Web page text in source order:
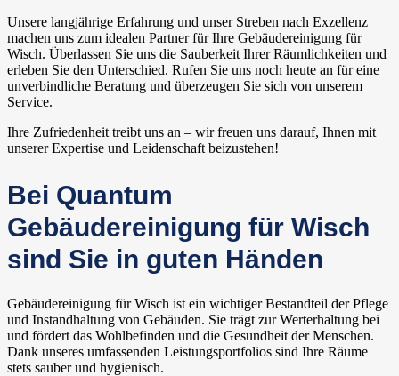
Unsere langjährige Erfahrung und unser Streben nach Exzellenz
machen uns zum idealen Partner für Ihre Gebäudereinigung für
Wisch. Überlassen Sie uns die Sauberkeit Ihrer Räumlichkeiten und
erleben Sie den Unterschied. Rufen Sie uns noch heute an für eine
unverbindliche Beratung und überzeugen Sie sich von unserem
Service.
Ihre Zufriedenheit treibt uns an – wir freuen uns darauf, Ihnen mit
unserer Expertise und Leidenschaft beizustehen!
Bei Quantum
Gebäudereinigung für Wisch
sind Sie in guten Händen
Gebäudereinigung für Wisch ist ein wichtiger Bestandteil der Pflege
und Instandhaltung von Gebäuden. Sie trägt zur Werterhaltung bei
und fördert das Wohlbefinden und die Gesundheit der Menschen.
Dank unseres umfassenden Leistungsportfolios sind Ihre Räume
stets sauber und hygienisch.